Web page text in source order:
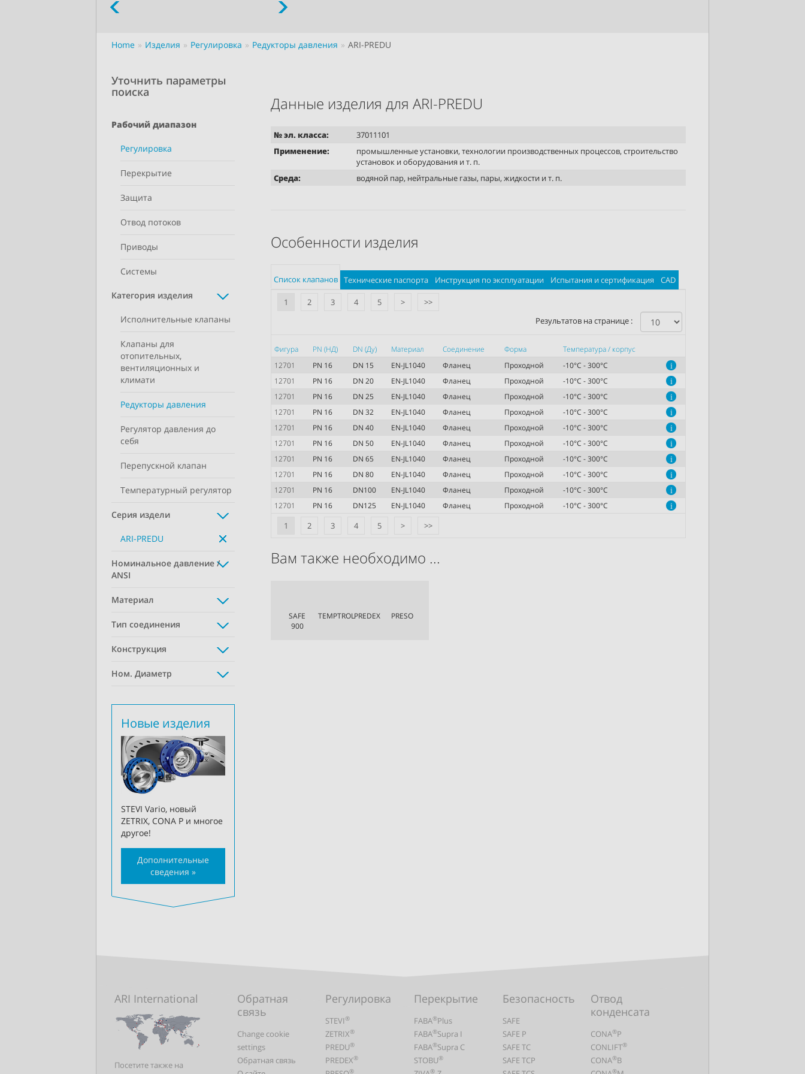
Home Изделия Регулировка Редукторы давления ARI-PREDU
Данные изделия для ARI-PREDU
№ эл. класса:
37011101
Применение:
промышленные установки, технологии производственных процессов, строительство
установок и оборудования и т. п.
Среда:
водяной пар, нейтральные газы, пары, жидкости и т. п.
Особенности изделия
Список клапанов Технические паспорта Инструкция по эксплуатации Испытания и сертификация CAD
1 2 3 4 5 >
>>
Результатов на странице :
Фигура PN (НД) DN (Ду) Материал Соединение Форма Температура / корпус
1 2 3 4 5 > >>
12701 PN 16 DN 15 EN-JL1040 Фланец Проходной -10°C - 300°C i
12701 PN 16 DN 20 EN-JL1040 Фланец Проходной -10°C - 300°C i
12701 PN 16 DN 25 EN-JL1040 Фланец Проходной -10°C - 300°C i
12701 PN 16 DN 32 EN-JL1040 Фланец Проходной -10°C - 300°C i
12701 PN 16 DN 40 EN-JL1040 Фланец Проходной -10°C - 300°C i
12701 PN 16 DN 50 EN-JL1040 Фланец Проходной -10°C - 300°C i
12701 PN 16 DN 65 EN-JL1040 Фланец Проходной -10°C - 300°C i
12701 PN 16 DN 80 EN-JL1040 Фланец Проходной -10°C - 300°C i
12701 PN 16 DN100 EN-JL1040 Фланец Проходной -10°C - 300°C i
12701 PN 16 DN125 EN-JL1040 Фланец Проходной -10°C - 300°C i
Вам также необходимо ...
SAFE
900
TEMPTROLPREDEX PRESO
Уточнить параметры
поиска
Рабочий диапазон
Регулировка
Перекрытие
Защита
Отвод потоков
Приводы
Системы
Категория изделия
Исполнительные клапаны
Клапаны для
отопительных,
вентиляционных и
климати
Редукторы давления
Регулятор давления до
себя
Перепускной клапан
Температурный регулятор
Серия издели
ARI-PREDU
Номинальное давление /
ANSI
Материал
Тип соединения
Конструкция
Ном. Диаметр
Новые изделия
STEVI Vario, новый
ZETRIX, CONA P и многое
другое!
Дополнительные
сведения »
ARI International
Посетите также на
Обратная
связь
Change cookie
settings
Обратная связь
Регулировка
STEVI®
ZETRIX®
PREDU®
PREDEX®
®
Перекрытие
FABA®Plus
FABA®Supra I
FABA®Supra C
STOBU®
®
Безопасность
SAFE
SAFE P
SAFE TC
SAFE TCP
Отвод
конденсата
CONA®P
CONLIFT®
CONA®B
®